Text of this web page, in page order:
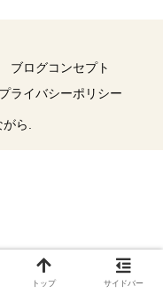
ブログコンセプト
プライバシーポリシー
ら.
トップ サイドバー